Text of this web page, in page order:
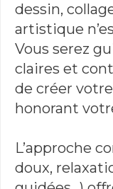
dessin,
artistique
Vous serez
claires et
de créer
honorant
L’approche
doux,